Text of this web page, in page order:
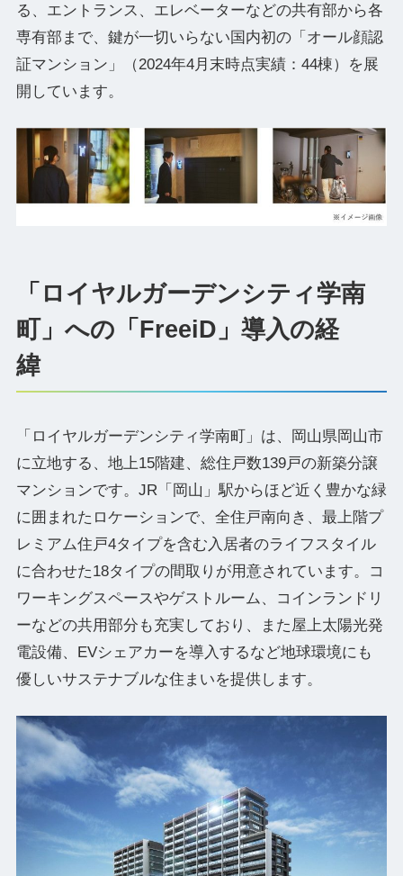
る、エントランス、エレベーターなどの共有部から各
専有部まで、鍵が一切いらない国内初の「オール顔認
証マンション」（2024年4月末時点実績：44棟）を展
開しています。
「ロイヤルガーデンシティ学南
町」への「FreeiD」導入の経
緯
「ロイヤルガーデンシティ学南町」は、岡山県岡山市
に立地する、地上15階建、総住戸数139戸の新築分譲
マンションです。JR「岡山」駅からほど近く豊かな緑
に囲まれたロケーションで、全住戸南向き、最上階プ
レミアム住戸4タイプを含む入居者のライフスタイル
に合わせた18タイプの間取りが用意されています。コ
ワーキングスペースやゲストルーム、コインランドリ
ーなどの共用部分も充実しており、また屋上太陽光発
電設備、EVシェアカーを導入するなど地球環境にも
優しいサステナブルな住まいを提供します。